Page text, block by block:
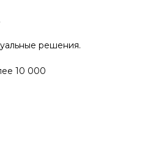
решения.
10 000